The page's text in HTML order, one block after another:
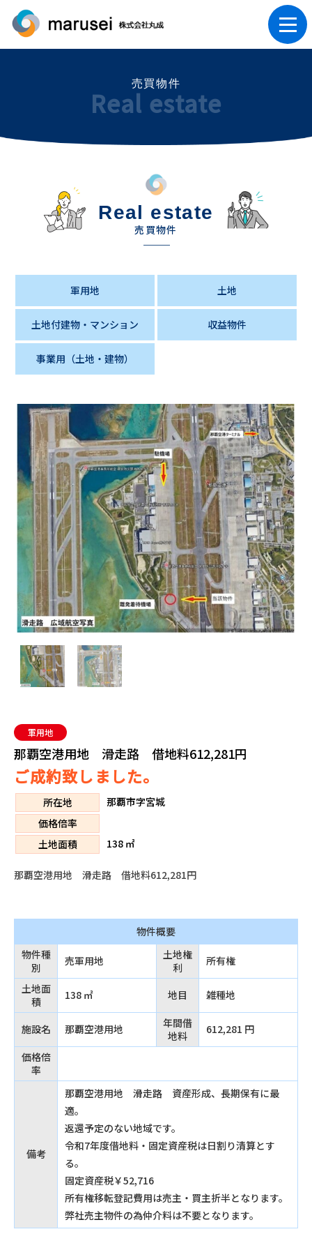
売買物件
Real estate
Real estate
売買物件
軍用地 土地
土地付建物・マンション 収益物件
事業用（土地・建物）
軍用地
那覇空港用地 滑走路 借地料612,281円
ご成約致しました。
所在地
那覇市字宮城
価格倍率
土地面積
138 ㎡
那覇空港用地 滑走路 借地料612,281円
物件概要
物件種
別
売軍用地
土地権
利
所有権
土地面
積
138 ㎡ 地目 雑種地
施設名 那覇空港用地
年間借
地料
612,281 円
価格倍
率
備考
那覇空港用地 滑走路 資産形成、長期保有に最
適。
返還予定のない地域です。
令和7年度借地料・固定資産税は日割り清算とす
る。
固定資産税￥52,716
所有権移転登記費用は売主・買主折半となります。
弊社売主物件の為仲介料は不要となります。